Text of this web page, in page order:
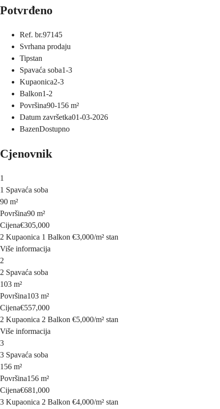
Potvrđeno
Ref. br.97145
Svrhana prodaju
Tipstan
Spavaća soba1-3
Kupaonica2-3
Balkon1-2
Površina90-156 m²
Datum završetka01-03-2026
BazenDostupno
Cjenovnik
1
1 Spavaća soba
90 m²
Površina90 m²
Cijena€305,000
2 Kupaonica 1 Balkon €3,000/m² stan
Više informacija
2
2 Spavaća soba
103 m²
Površina103 m²
Cijena€557,000
2 Kupaonica 2 Balkon €5,000/m² stan
Više informacija
3
3 Spavaća soba
156 m²
Površina156 m²
Cijena€681,000
3 Kupaonica 2 Balkon €4,000/m² stan